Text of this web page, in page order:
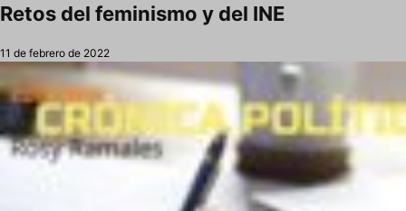
Retos del feminismo y del INE
11 de febrero de 2022